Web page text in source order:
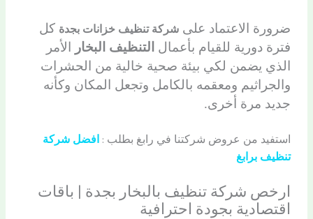
ضرورة الاعتماد علىشركة تنظيف خزانات بجدة كل
فترة دورية للقيام بأعمال التنظيف البخار
الأمر
الذي يضمن لكي بيئة صحية خالية من الحشرات
والجراثيم ومعقمه بالكامل وتجعل المكان وكأنه
جديد مرة أخرى.
استفيد من عروض شركتنا في رابغ بطلب : افضل شركة
تنظيف برابغ
ارخص شركة تنظيف بالبخار بجدة | باقات
اقتصادية بجودة احترافية